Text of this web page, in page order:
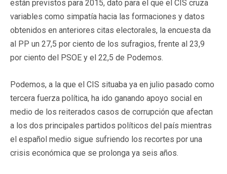
están previstos para 2015, dato para el que el CIS cruza
variables como simpatía hacia las formaciones y datos
obtenidos en anteriores citas electorales, la encuesta da
al PP un 27,5 por ciento de los sufragios, frente al 23,9
por ciento del PSOE y el 22,5 de Podemos.
Podemos, a la que el CIS situaba ya en julio pasado como
tercera fuerza política, ha ido ganando apoyo social en
medio de los reiterados casos de corrupción que afectan
a los dos principales partidos políticos del país mientras
el español medio sigue sufriendo los recortes por una
crisis económica que se prolonga ya seis años.